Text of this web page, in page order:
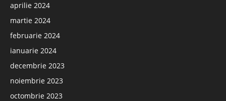
aprilie 2024
martie 2024
februarie 2024
ianuarie 2024
decembrie 2023
noiembrie 2023
octombrie 2023